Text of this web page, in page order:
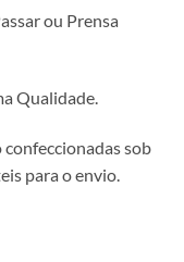
ou Prensa
Qualidade.
sob
para o envio.